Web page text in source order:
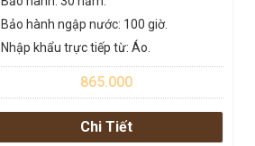
Bảo hành ngập nước: 100 giờ.
Nhập khẩu trực tiếp từ: Áo.
865.000
Chi Tiết